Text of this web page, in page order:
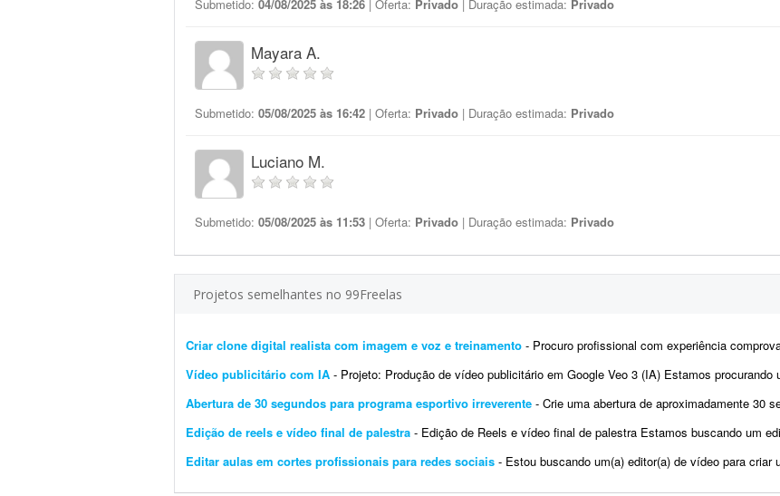
Submetido: 04/08/2025 às 18:26 | Oferta: Privado | Duração estimada: Privado
Mayara A.
Submetido: 05/08/2025 às 16:42 | Oferta: Privado | Duração estimada: Privado
Luciano M.
Submetido: 05/08/2025 às 11:53 | Oferta: Privado | Duração estimada: Privado
Projetos semelhantes no 99Freelas
Criar clone digital realista com imagem e voz e treinamento - Procuro profissional com experiência comprovada na criação de avatares ou
Vídeo publicitário com IA - Projeto: Produção de vídeo publicitário em Google Veo 3 (IA) Estamos procurando um profissional com
Abertura de 30 segundos para programa esportivo irreverente - Crie uma abertura de aproximadamente 30 segundos, em formato 16:9, para o programa
Edição de reels e vídeo final de palestra - Edição de Reels e vídeo final de palestra Estamos buscando um editor de vídeo com
Editar aulas em cortes profissionais para redes sociais - Estou buscando um(a) editor(a) de vídeo para criar uma parceria recorrente na